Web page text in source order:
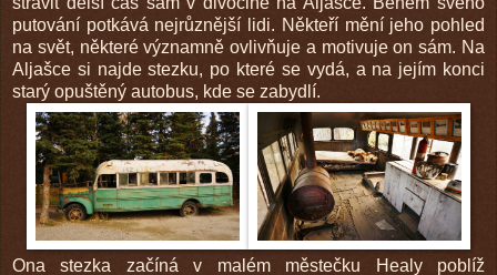
putování potkává nejrůznější lidi. Někteří mění jeho pohled
na svět, některé významně ovlivňuje a motivuje on sám. Na
Aljašce si najde stezku, po které se vydá, a na jejím konci
starý opuštěný autobus, kde se zabydlí.
Ona stezka začíná v malém městečku Healy poblíž